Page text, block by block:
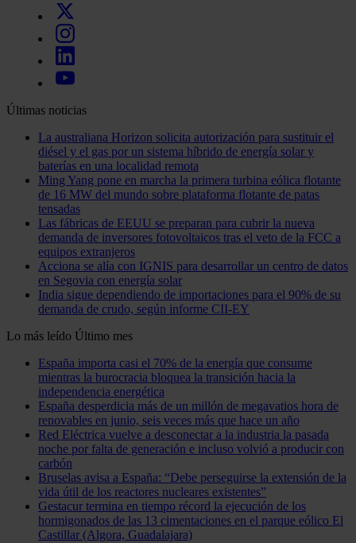
Últimas noticias
La australiana Horizon solicita autorización para sustituir el
diésel y el gas por un sistema híbrido de energía solar y
baterías en una localidad remota
Ming Yang pone en marcha la primera turbina eólica flotante
de 16 MW del mundo sobre plataforma flotante de patas
tensadas
Las fábricas de EEUU se preparan para cubrir la nueva
demanda de inversores fotovoltaicos tras el veto de la FCC a
equipos extranjeros
Acciona se alía con IGNIS para desarrollar un centro de datos
en Segovia con energía solar
India sigue dependiendo de importaciones para el 90% de su
demanda de crudo, según informe CII-EY
Lo más leído Último mes
España importa casi el 70% de la energía que consume
mientras la burocracia bloquea la transición hacia la
independencia energética
España desperdicia más de un millón de megavatios hora de
renovables en junio, seis veces más que hace un año
Red Eléctrica vuelve a desconectar a la industria la pasada
noche por falta de generación e incluso volvió a producir con
carbón
Bruselas avisa a España: “Debe perseguirse la extensión de la
vida útil de los reactores nucleares existentes”
Gestacur termina en tiempo récord la ejecución de los
hormigonados de las 13 cimentaciones en el parque eólico El
Castillar (Algora, Guadalajara)